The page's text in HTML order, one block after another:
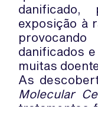
exposição à
danificados
muitas
As
Molecular
tratamentos